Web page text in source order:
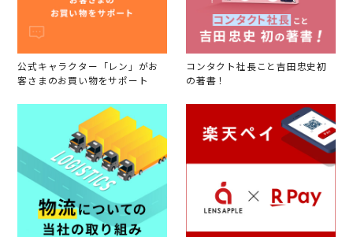
公式キャラクター「レン」がお
客さまのお買い物をサポート
コンタクト社長こと吉田忠史初
の著書！